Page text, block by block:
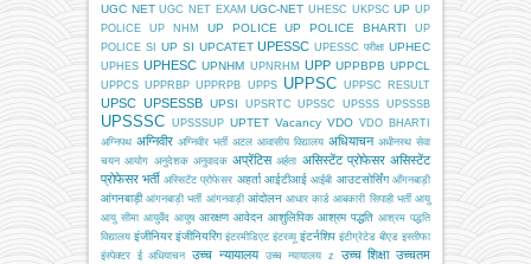
UGC NET UGC NET EXAM UGC-NET UHESC UKPSC UP UP
POLICE
UP NHM UP POLICE UP POLICE BHARTI
UP
POLICE SI
UP SI UPCATET UPESSC UPESSC परीक्षा UPHEC
UPHES UPHESC UPNHM UPNRHM UPP UPPBPB UPPCL
UPPCS UPPRBP UPPRPB UPPS UPPSC UPPSC RESULT
UPSC UPSESSB UPSI UPSRTC UPSSC UPSSS UPSSSB
UPSSSC UPSSSUP UPTET Vacancy VDO VDO BHARTI
अग्निपथ अग्निवीर अग्निवीर भर्ती अटल आवासीय विद्यालय अधियाचन अधीनस्थ सेवा
चयन आयोग अनुदेशक अनुवादक अप्रेंटिस अर्हता असिस्टेंट प्रोफेसर असिस्टेंट
प्रोफेसर भर्ती अस्सिटेंट प्रोफेसर अहर्ता आईटीआई आईबी आउटसोर्सिंग आँगनबाड़ी
आंगनबाड़ी आंगनबाड़ी भर्ती आंगनवाड़ी आंदोलन आधार कार्ड आबकारी सिपाही भर्ती आयु
आयु सीमा आयुर्वेद आयुष आरक्षण आवेदन आशुलिपिक आश्रम पद्धति आश्रम पद्धति
विद्यालय इंजीनियर इंजीनियरिंग इंटरमीडिएट इंटरव्यू इंटर्नशिप इंटीग्रेटेड बीएड इस्तीफा
इंस्पेक्टर ई अधियाचन उच्च न्यायालय उच्च न्यायालय z उच्च शिक्षा उच्चतम